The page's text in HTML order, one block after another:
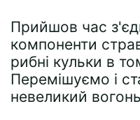
Прийшов час
компоненти
рибні кульки в
Перемішуємо і
невеликий